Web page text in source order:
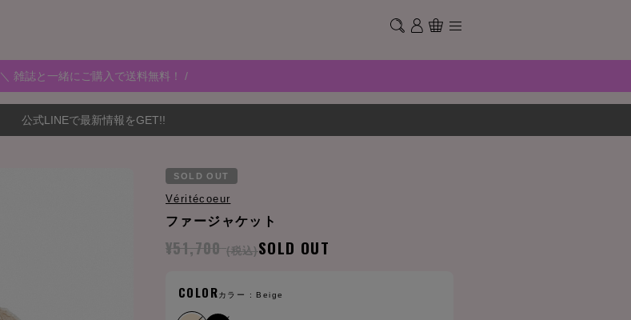
＼ 雑誌と一緒にご購入で送料無料！ /
公式LINEで最新情報をGET!!
SOLD OUT
Véritécoeur
ファージャケット
¥51,700 (税込)SOLD OUT
COLORカラー : Beige